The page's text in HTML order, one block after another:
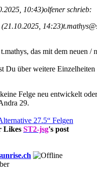
10:43)olfener schrieb:
(21.10.2025, 14:23)
das mit dem neuen /
Du über weitere Einzelheiten
Felge neu entwickelt
29.
27.5“ Felgen
Likes ST2-jsg's post